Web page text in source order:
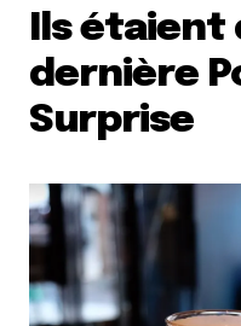
Ils étaient
dernière
Surprise